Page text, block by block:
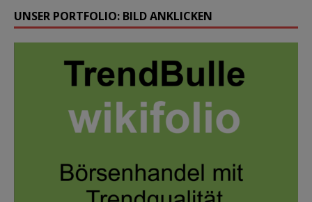
UNSER PORTFOLIO: BILD ANKLICKEN